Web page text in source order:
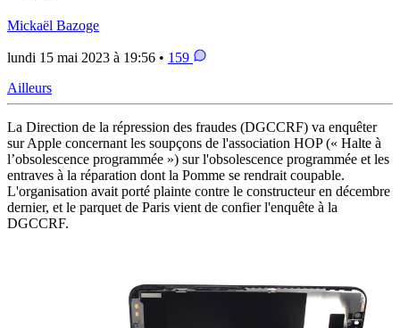
Mickaël Bazoge
lundi 15 mai 2023 à 19:56 • 159
Ailleurs
La Direction de la répression des fraudes (DGCCRF) va enquêter
sur Apple concernant les soupçons de l'association HOP (« Halte à
l’obsolescence programmée ») sur l'obsolescence programmée et les
entraves à la réparation dont la Pomme se rendrait coupable.
L'organisation avait porté plainte contre le constructeur en décembre
dernier, et le parquet de Paris vient de confier l'enquête à la
DGCCRF.